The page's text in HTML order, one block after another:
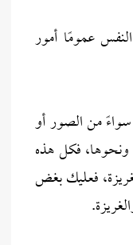
عمومًا أمور
من الصور أو
ونحوها، فكل هذه
فعليك بغض